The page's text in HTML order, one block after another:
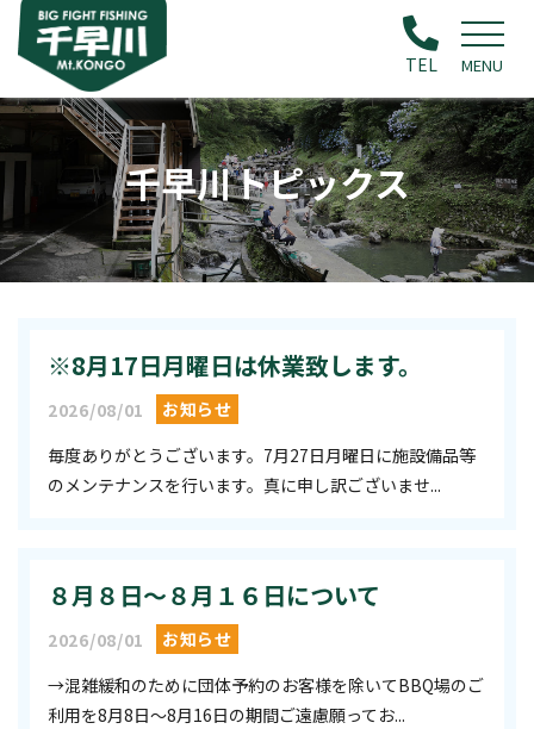
TEL MENU
千早川トピックス
※8月17日月曜日は休業致します。
2026/08/01
お知らせ
毎度ありがとうございます。7月27日月曜日に施設備品等
のメンテナンスを行います。真に申し訳ございませ...
８月８日〜８月１６日について
2026/08/01
お知らせ
→混雑緩和のために団体予約のお客様を除いてBBQ場のご
利用を8月8日〜8月16日の期間ご遠慮願ってお...